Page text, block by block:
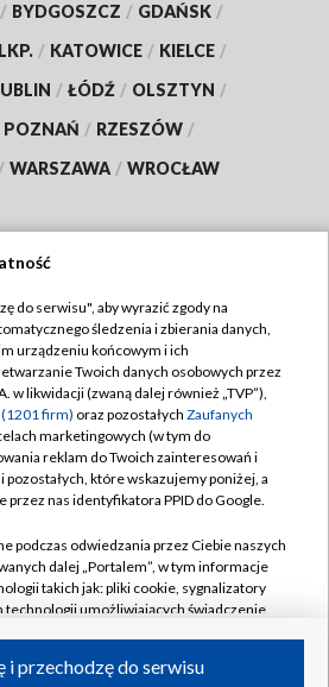
/ BYDGOSZCZ / GDAŃSK /
/ KATOWICE / KIELCE /
/ ŁÓDŹ / OLSZTYN /
POZNAŃ / RZESZÓW /
/ WARSZAWA / WROCŁAW
TVP
Cyfrowa
Regulamin TVP
prywatności
Moje zgody
Pomoc
Kontakt
Kanały
do serwisu", aby wyrazić zgody na
śledzenia i zbierania danych,
urządzeniu końcowym i ich
Twoich danych osobowych przez
w likwidacji (zwaną dalej również „TVP”),
firm) oraz pozostałych Zaufanych
marketingowych (w tym do
reklam do Twoich zainteresowań i
które wskazujemy poniżej, a
przez nas identyfikatora PPID do Google.
podczas odwiedzania przez Ciebie naszych
dalej „Portalem”, w tym informacje
takich jak: pliki cookie, sygnalizatory
technologii umożliwiających świadczenie
i przechodzę do serwisu